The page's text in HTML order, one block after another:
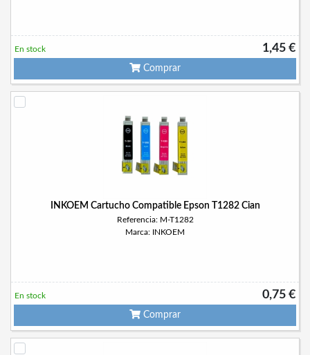
1,45 €
En stock
Comprar
INKOEM Cartucho Compatible Epson T1282 Cian
Referencia: M-T1282
Marca: INKOEM
0,75 €
En stock
Comprar